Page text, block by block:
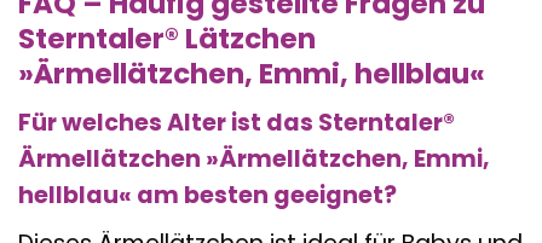
Sterntaler® Lätzchen
»Ärmellätzchen, Emmi, hellblau«
Für welches Alter ist das Sterntaler®
Ärmellätzchen »Ärmellätzchen, Emmi,
hellblau« am besten geeignet?